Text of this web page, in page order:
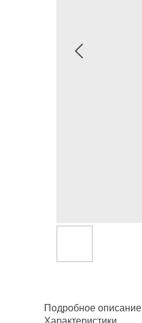
Подробное описание
Характеристики